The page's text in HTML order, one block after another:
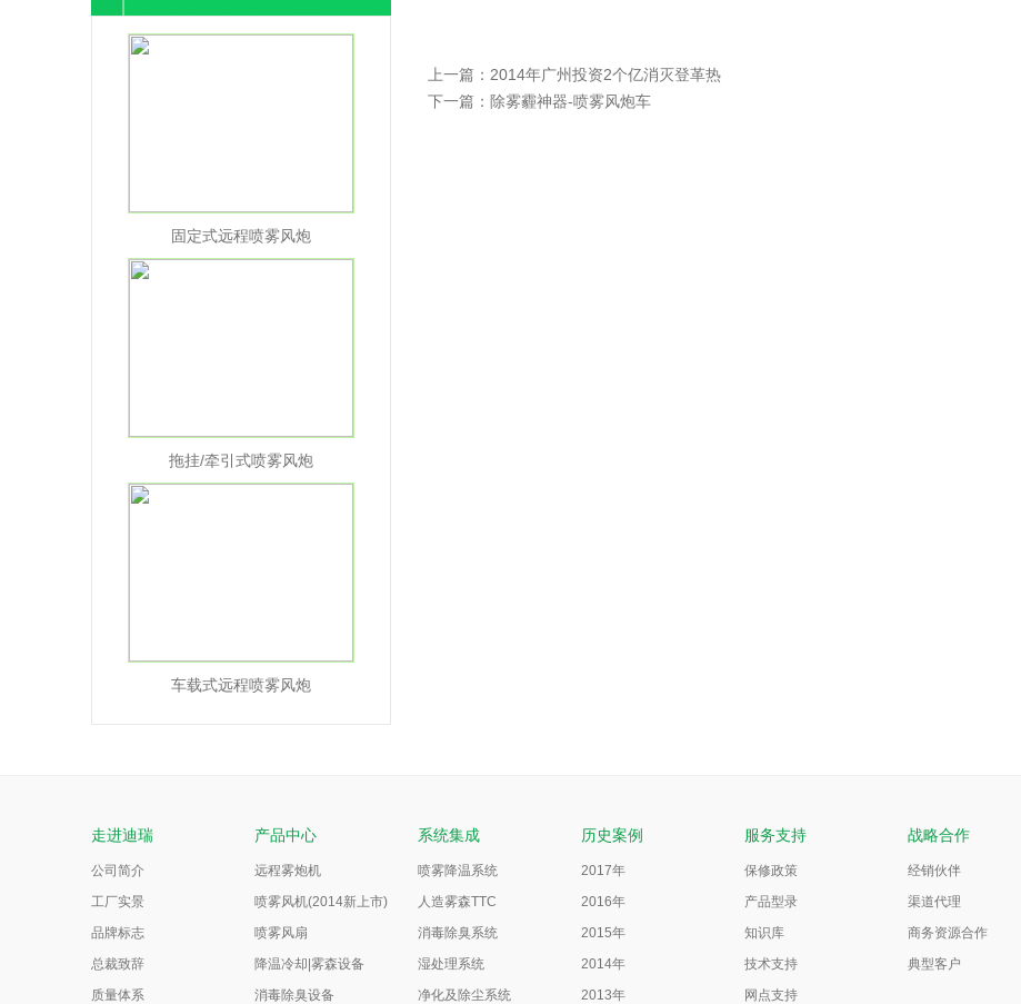
固定式远程喷雾风炮
拖挂/牵引式喷雾风炮
车载式远程喷雾风炮
上一篇： 2014年广州投资2个亿消灭登革热
下一篇： 除雾霾神器-喷雾风炮车
走进迪瑞
公司简介
工厂实景
品牌标志
总裁致辞
质量体系
产品中心
远程雾炮机
喷雾风机(2014新上市)
喷雾风扇
降温冷却|雾森设备
消毒除臭设备
系统集成
喷雾降温系统
人造雾森TTC
消毒除臭系统
湿处理系统
净化及除尘系统
历史案例
2017年
2016年
2015年
2014年
2013年
服务支持
保修政策
产品型录
知识库
技术支持
网点支持
战略合作
经销伙伴
渠道代理
商务资源合作
典型客户